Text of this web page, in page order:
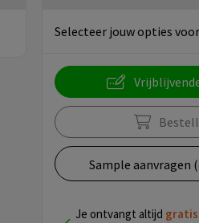
Selecteer jouw opties
Sample aanvragen
Je ontvangt altijd gratis